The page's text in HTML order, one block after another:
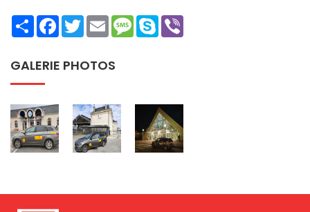
ShareFacebookTwitterEmailMessage
Skype
GALERIE PHOTOS